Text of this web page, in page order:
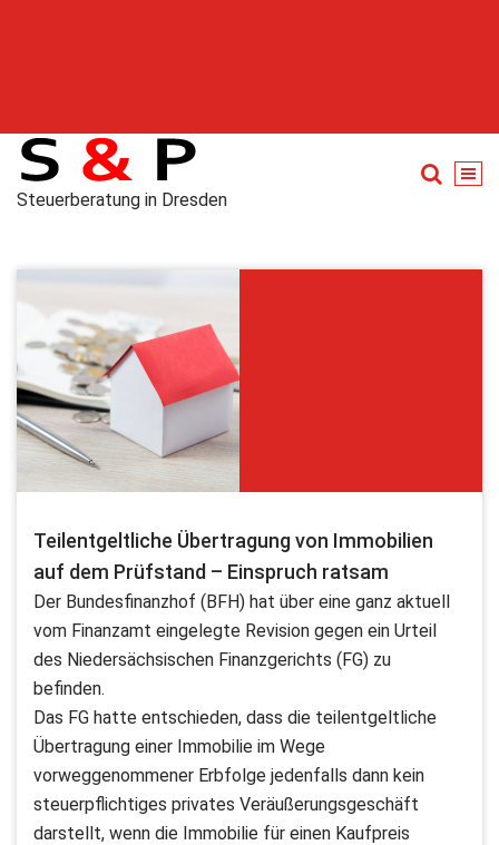
Steuerberatung in Dresden
Teilentgeltliche Übertragung von Immobilien
auf dem Prüfstand – Einspruch ratsam
Der Bundesfinanzhof (BFH) hat über eine ganz aktuell
vom Finanzamt eingelegte Revision gegen ein Urteil
des Niedersächsischen Finanzgerichts (FG) zu
befinden.
Das FG hatte entschieden, dass die teilentgeltliche
Übertragung einer Immobilie im Wege
vorweggenommener Erbfolge jedenfalls dann kein
steuerpflichtiges privates Veräußerungsgeschäft
darstellt, wenn die Immobilie für einen Kaufpreis